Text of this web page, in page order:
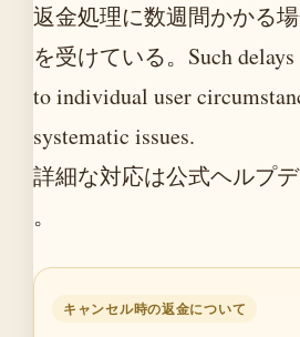
返金処理に数週間かかる
を受けている。Such
to individual user
systematic issues.
詳細な対応は公式ヘルプ
。
キャンセル時の返金について